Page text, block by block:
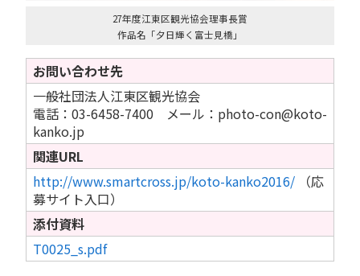
27年度江東区観光協会理事長賞
作品名「夕日輝く富士見橋」
お問い合わせ先
一般社団法人江東区観光協会
電話：03-6458-7400 メール：photo-con@koto-
kanko.jp
関連URL
http://www.smartcross.jp/koto-kanko2016/
（応
募サイト入口）
添付資料
T0025_s.pdf